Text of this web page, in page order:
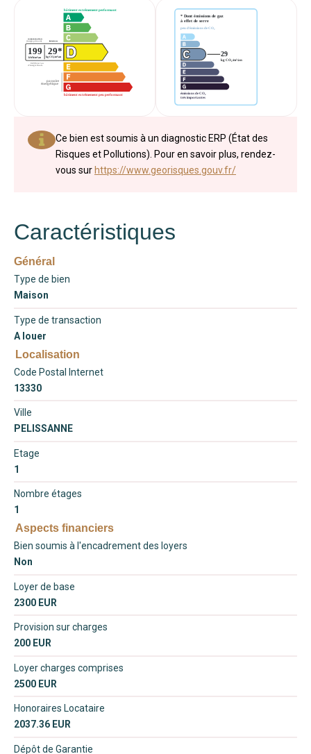
Ce bien est soumis à un diagnostic ERP (État des
Risques et Pollutions). Pour en savoir plus, rendez-
vous sur https://www.georisques.gouv.fr/
Caractéristiques
Général
Type de bien
Maison
Type de transaction
A louer
Localisation
Code Postal Internet
13330
Ville
PELISSANNE
Etage
1
Nombre étages
1
Aspects financiers
Bien soumis à l'encadrement des loyers
Non
Loyer de base
2300 EUR
Provision sur charges
200 EUR
Loyer charges comprises
2500 EUR
Honoraires Locataire
2037.36 EUR
Dépôt de Garantie